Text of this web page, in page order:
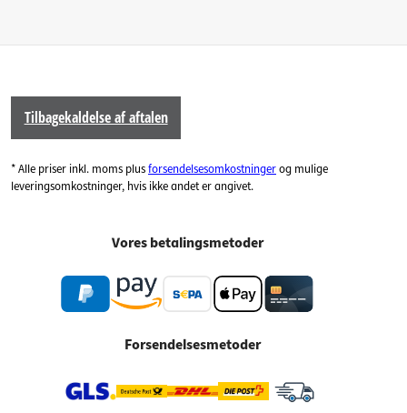
Tilbagekaldelse af aftalen
* Alle priser inkl. moms plusforsendelsesomkostningerog mulige
leveringsomkostninger, hvis ikke andet er angivet.
Vores betalingsmetoder
Forsendelsesmetoder